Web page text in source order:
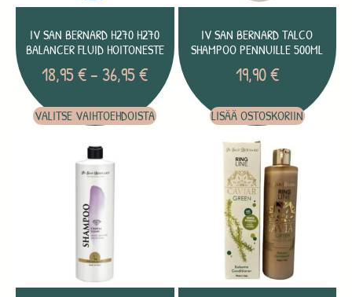
IV SAN BERNARD H270 H270
BALANCER FLUID HOITONESTE
18,95€– 36,95€
VALITSE VAIHTOEHDOISTA
IV SAN BERNARD TALCO
SHAMPOO PENNUILLE 500ML
19,90€
LISÄÄ OSTOSKORIIN